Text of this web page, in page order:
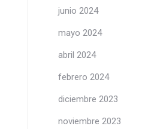
junio 2024
mayo 2024
abril 2024
febrero 2024
diciembre 2023
noviembre 2023